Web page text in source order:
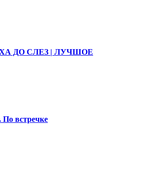
ДО СЛЕЗ | ЛУЧШОЕ
встречке